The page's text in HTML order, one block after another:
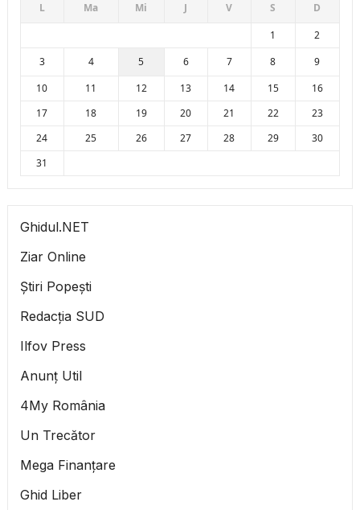
L Ma Mi J V S
D
1
2
3
4 5 6 7 8
9
10
11 12 13 14 15
16
17
18 19 20 21 22
23
24
25 26 27 28 29
30
31
Ghidul.NET
Ziar Online
Știri Popești
Redacția SUD
Ilfov Press
Anunț Util
4My România
Un Trecător
Mega Finanțare
Ghid Liber